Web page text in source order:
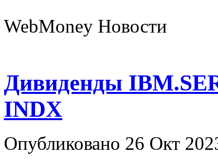
WebMoney Новости
Дивиденды
INDX
Опубликовано 26 Окт